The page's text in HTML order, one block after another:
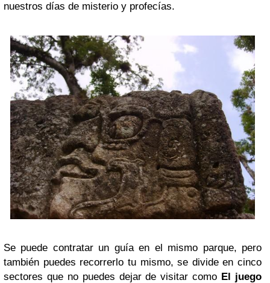
nuestros días de misterio y profecías.
Se puede contratar un guía en el mismo parque, pero
también puedes recorrerlo tu mismo, se divide en cinco
sectores que no puedes dejar de visitar como El juego